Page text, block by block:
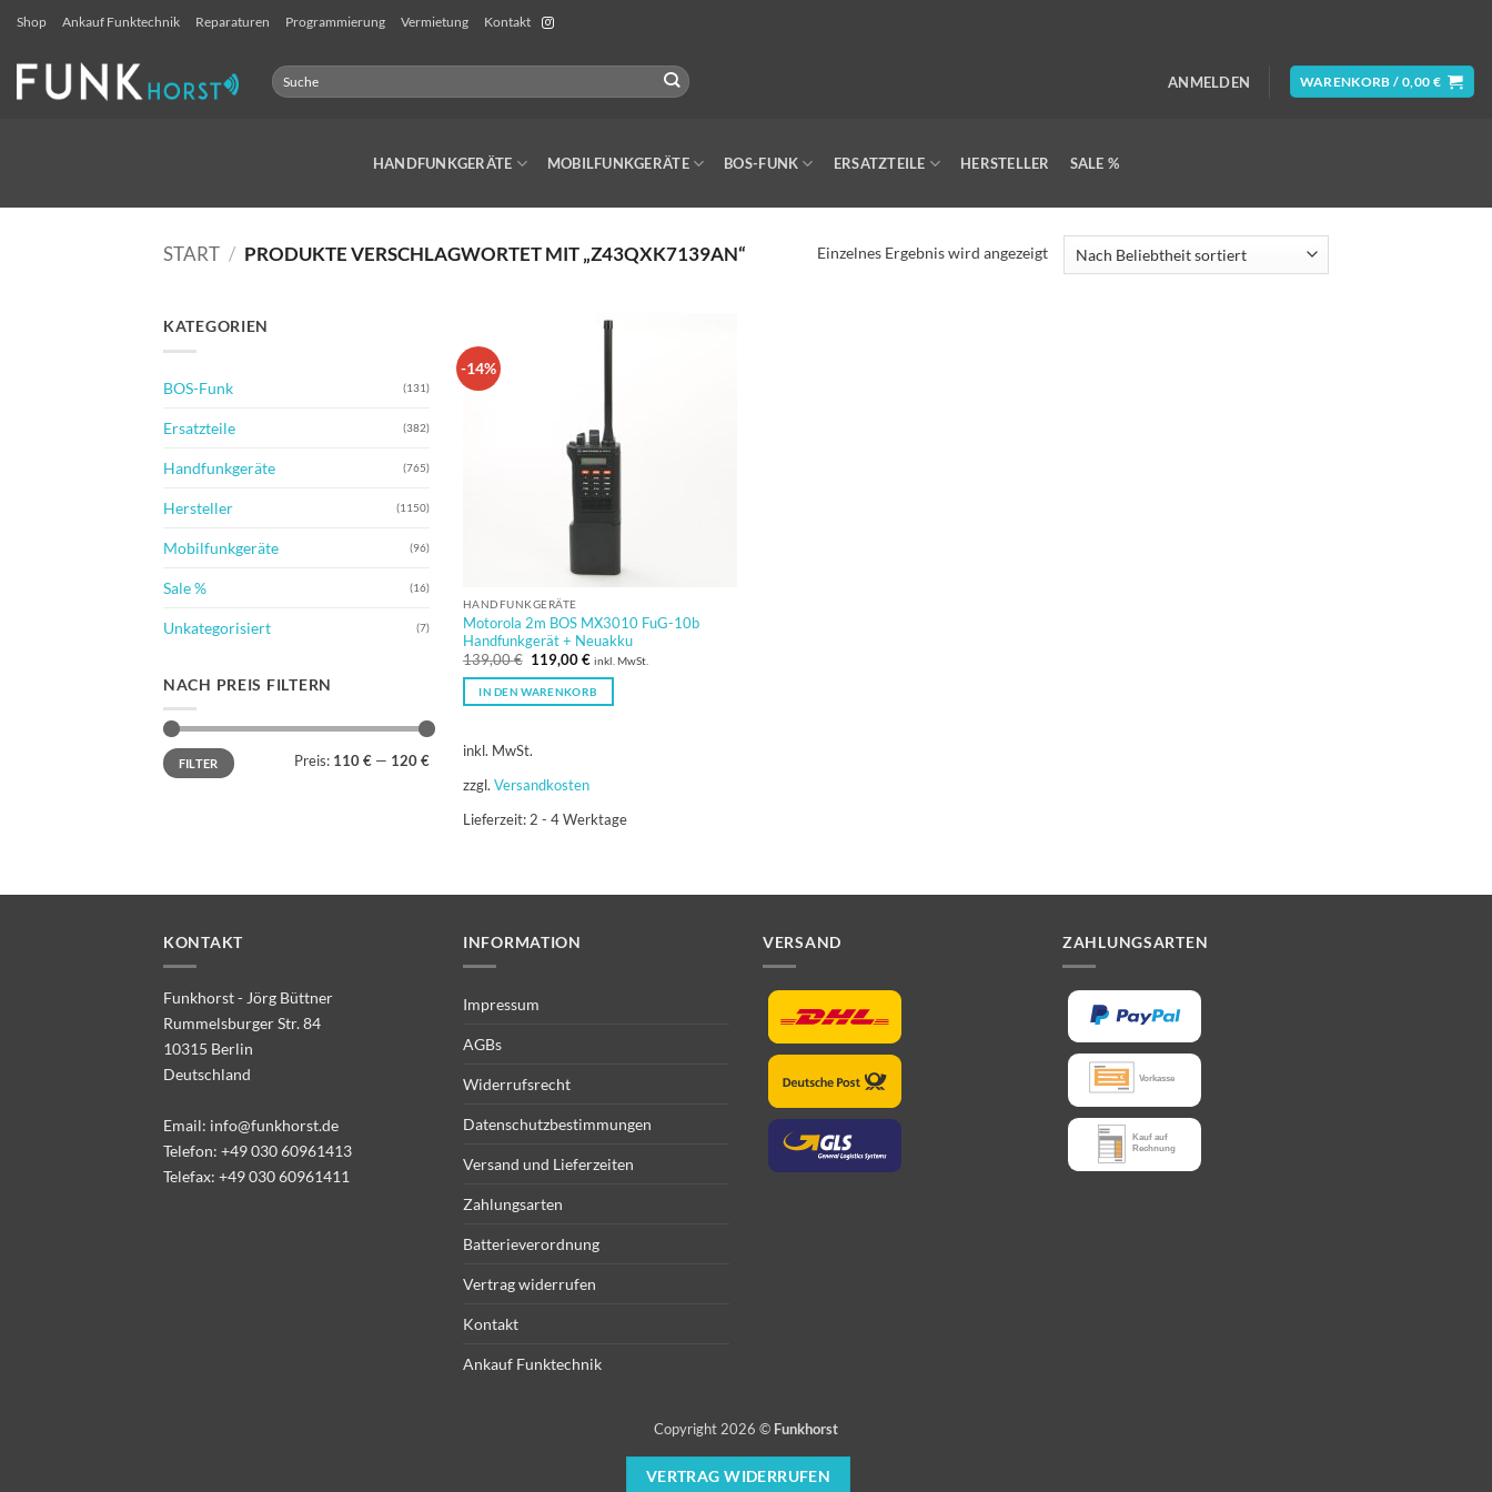
springen
Shop Ankauf Funktechnik Reparaturen Programmierung Vermietung Kontakt
Suchen
nach:
ANMELDEN WARENKORB / 0,00 €
HANDFUNKGERÄTE MOBILFUNKGERÄTE BOS-FUNK ERSATZTEILE HERSTELLER SALE %
START / PRODUKTE VERSCHLAGWORTET MIT „Z43QXK7139AN“ Einzelnes Ergebnis wird angezeigt
KATEGORIEN
BOS-Funk (131)
Ersatzteile (382)
Handfunkgeräte (765)
Hersteller (1150)
Mobilfunkgeräte (96)
Sale % (16)
Unkategorisiert (7)
NACH PREIS FILTERN
Min.
Preis
Max.
PreisFILTER Preis: 110 € — 120 €
-14%
HANDFUNKGERÄTE
Motorola 2m BOS MX3010 FuG-10b
Handfunkgerät + Neuakku
139,00€ Ursprünglicher
Preis
war:
139,00 €
119,00€Aktueller
ist:
119,00 €.
inkl. MwSt.
IN DEN WARENKORB
inkl. MwSt.
zzgl. Versandkosten
Lieferzeit: 2 - 4 Werktage
KONTAKT
Funkhorst - Jörg Büttner
Rummelsburger Str. 84
10315 Berlin
Deutschland
Email: info@funkhorst.de
Telefon: +49 030 60961413
Telefax: +49 030 60961411
INFORMATION
Impressum
AGBs
Widerrufsrecht
Datenschutzbestimmungen
Versand und Lieferzeiten
Zahlungsarten
Batterieverordnung
Vertrag widerrufen
Kontakt
Ankauf Funktechnik
VERSAND ZAHLUNGSARTEN
Copyright 2026 © Funkhorst
VERTRAG WIDERRUFEN